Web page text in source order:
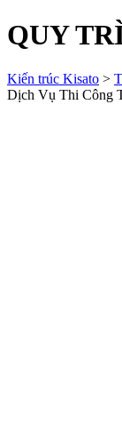
QUY
Kiến trúc Kisato >
Dịch Vụ Thi Công